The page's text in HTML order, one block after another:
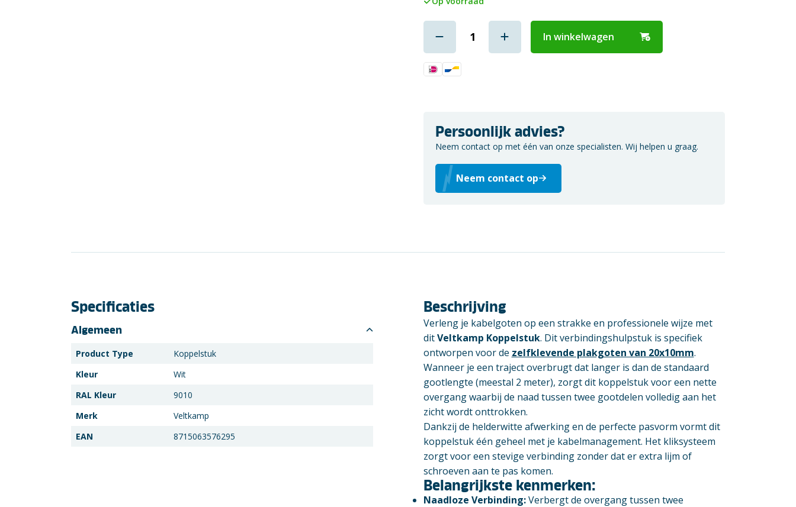
In winkelwagen
Persoonlijk advies?
Neem contact op met één van onze specialisten. Wij helpen u graag.
Neem contact op
Specificaties
Algemeen
Product Type
Koppelstuk
Kleur
Wit
RAL Kleur
9010
Merk
Veltkamp
EAN
8715063576295
Beschrijving
Verleng je kabelgoten op een strakke en professionele wijze met
ditVeltkamp Koppelstuk. Dit verbindingshulpstuk is specifiek
ontworpen voor de zelfklevende plakgoten van 20x10mm.
Wanneer je een traject overbrugt dat langer is dan de standaard
gootlengte (meestal 2 meter), zorgt dit koppelstuk voor een nette
overgang waarbij de naad tussen twee gootdelen volledig aan het
zicht wordt onttrokken.
Dankzij de helderwitte afwerking en de perfecte pasvorm vormt dit
koppelstuk één geheel met je kabelmanagement. Het kliksysteem
zorgt voor een stevige verbinding zonder dat er extra lijm of
schroeven aan te pas komen.
Belangrijkste kenmerken:
Naadloze Verbinding:Verbergt de overgang tussen twee